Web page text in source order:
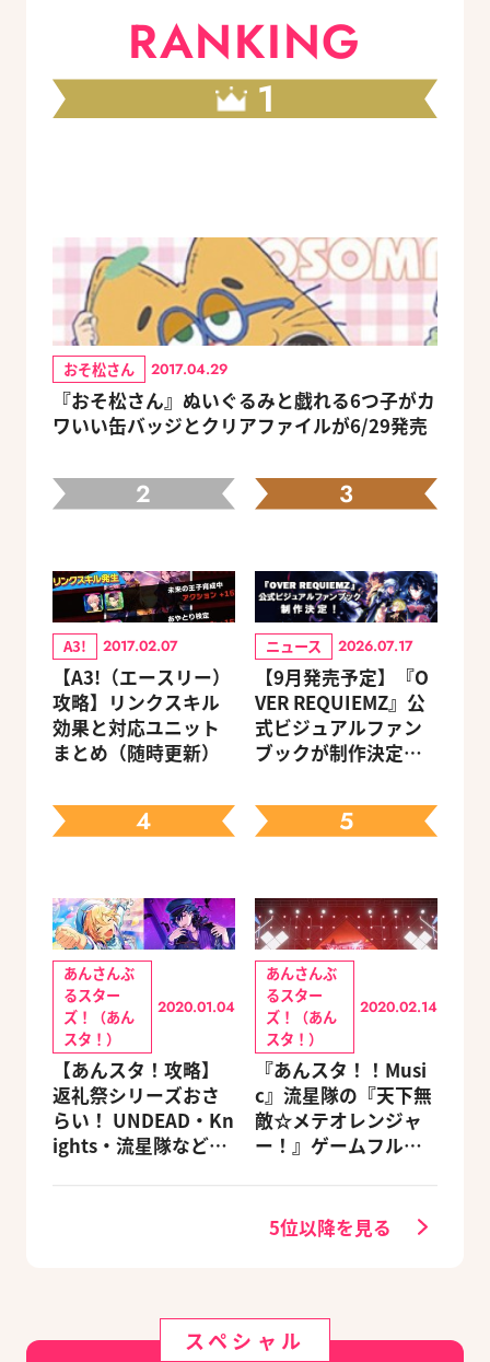
RANKING
1
おそ松さん 2017.04.29
『おそ松さん』ぬいぐるみと戯れる6つ子がカ
ワいい缶バッジとクリアファイルが6/29発売
2
A3! 2017.02.07
【A3!（エースリー）
攻略】リンクスキル
効果と対応ユニット
まとめ（随時更新）
3
ニュース 2026.07.17
【9月発売予定】『O
VER REQUIEMZ』公
式ビジュアルファン
ブックが制作決定！
る豪華グッズ付き限
定セットも同時発売
4
あんさんぶ
るスター
ズ！（あん
スタ！）
2020.01.04
【あんスタ！攻略】
返礼祭シリーズおさ
らい！ UNDEAD・Kn
ights・流星隊など、
5
あんさんぶ
るスター
ズ！（あん
スタ！）
2020.02.14
『あんスタ！！Musi
c』流星隊の『天下無
敵☆メテオレンジャ
ー！』ゲームフルサ
5位以降を見る
スペシャル